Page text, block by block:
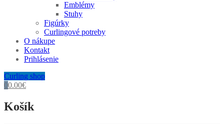
Emblémy
Stuhy
Figúrky
Curlingové potreby
O nákupe
Kontakt
Prihlásenie
Curling shop
00.00€
Košík